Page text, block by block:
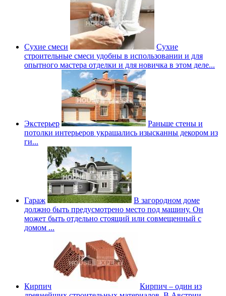
Сухие смеси
Сухие
строительные смеси удобны в использовании и для
опытного мастера отделки и для новичка в этом деле...
Экстерьер
Раньше стены и
потолки интерьеров украшались изысканны декором из
ги...
Гараж
В загородном доме
должно быть предусмотрено место под машину. Он
может быть отдельно стоящий или совмещенный с
домом ...
Кирпич
Кирпич – один из